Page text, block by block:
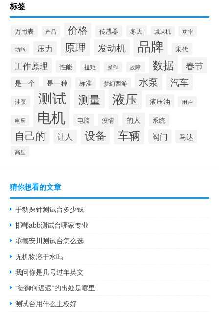
标签
万用表 产品 价格 传感器 冬天 减速机 功率
功能 压力 原理 发动机 品牌 宋代
工作原理 性能 扭矩 操作 故障 数据 春节
是一个 是一种 标准 梦幻西游 水泵 汽车
油泵 测试 测量 液压 液压油 用户
电压 电机 电脑 疫情 的人 系统
自己的 让人 设备 车辆 阀门 马达
高压
猜你想看的文章
手动探针测试台多少钱
邯郸abb测试台哪家专业
承德安川测试台怎么选
无机物溶于水吗
我问你是几号过年英文
“徒御何迟迟”的出处是哪里
测试台用什么主板好